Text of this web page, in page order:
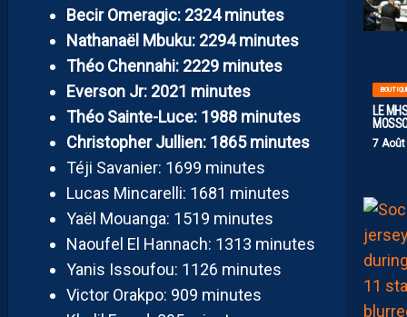
LE
7
Becir Omeragic: 2324 minutes
Nathanaël Mbuku: 2294 minutes
Théo Chennahi: 2229 minutes
Everson Jr: 2021 minutes
Théo Sainte-Luce: 1988 minutes
Christopher Jullien: 1865 minutes
Téji Savanier: 1699 minutes
Lucas Mincarelli: 1681 minutes
Yaël Mouanga: 1519 minutes
Naoufel El Hannach: 1313 minutes
Yanis Issoufou: 1126 minutes
Victor Orakpo: 909 minutes